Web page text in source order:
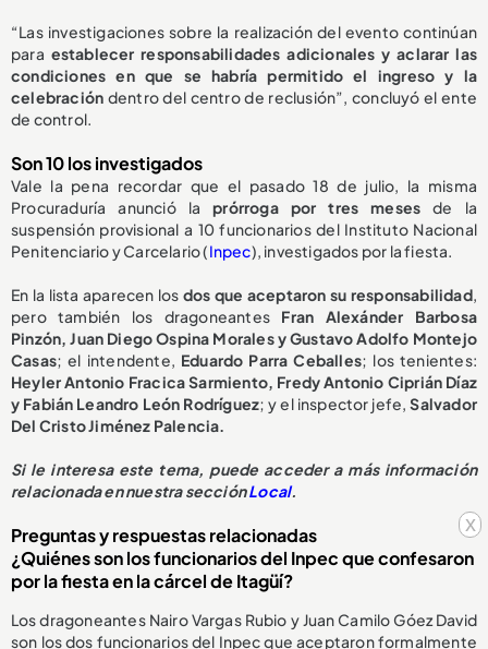
x
“Las investigaciones sobre la realización del evento continúan
para establecer responsabilidades adicionales y aclarar las
condiciones en que se habría permitido el ingreso y la
celebración dentro del centro de reclusión”, concluyó el ente
de control.
Son 10 los investigados
Vale la pena recordar que el pasado 18 de julio, la misma
Procuraduría anunció la prórroga por tres mesesde la
suspensión provisional a 10 funcionarios del Instituto Nacional
Penitenciario y Carcelario (Inpec), investigados por la fiesta.
En la lista aparecen los dos que aceptaron su responsabilidad,
pero también los dragoneantes Fran Alexánder Barbosa
Pinzón, Juan Diego Ospina Morales y Gustavo Adolfo Montejo
Casas; el intendente, Eduardo Parra Ceballes; los tenientes:
Heyler Antonio Fracica Sarmiento, Fredy Antonio Ciprián Díaz
y Fabián Leandro León Rodríguez; y el inspector jefe,Salvador
Del Cristo Jiménez Palencia.
Si le interesa este tema, puede acceder a más información
relacionada en nuestra secciónLocal.
Preguntas y respuestas relacionadas
¿Quiénes son los funcionarios del Inpec que confesaron
por la fiesta en la cárcel de Itagüí?
Los dragoneantes Nairo Vargas Rubio y Juan Camilo Góez David
son los dos funcionarios del Inpec que aceptaron formalmente